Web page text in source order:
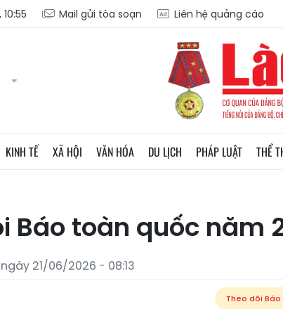
Mail gửi tòa soạn Liên hệ quảng cáo
KINH TẾ XÃ HỘI VĂN HÓA DU LỊCH PHÁP LUẬT THỂ
Báo toàn quốc năm
21/06/2026 - 08:13
Theo dõi Báo